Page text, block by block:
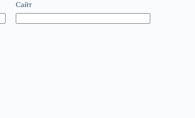
Сайт